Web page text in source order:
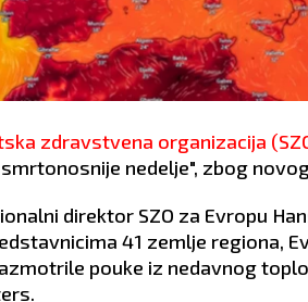
zdravstvena organizacija
nedelje", zbog
direktor SZO za Evropu
41 zemlje regiona,
pouke iz nedavnog